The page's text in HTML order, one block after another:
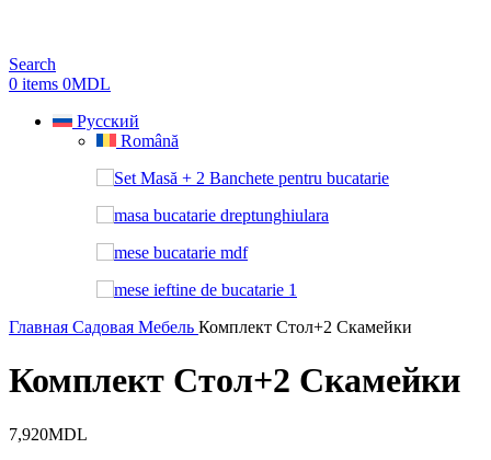
Search
0 items 0MDL
Русский
Română
Главная Садовая Мебель Комплект Стол+2 Скамейки
Комплект Стол+2 Скамейки
7,920MDL